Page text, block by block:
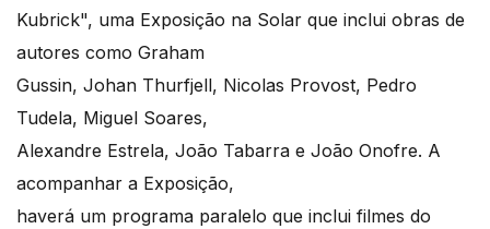
Kubrick", uma Exposição na Solar que inclui obras de
autores como Graham
Gussin, Johan Thurfjell, Nicolas Provost, Pedro
Tudela, Miguel Soares,
Alexandre Estrela, João Tabarra e João Onofre. A
acompanhar a Exposição,
haverá um programa paralelo que inclui filmes do